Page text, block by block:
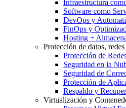
Infraestructura
Software como
DevOps y
FinOps y
Hosting +
Protección de datos,
Protección de
Seguridad en la
Seguridad de
Protección de
Respaldo y
Virtualización y